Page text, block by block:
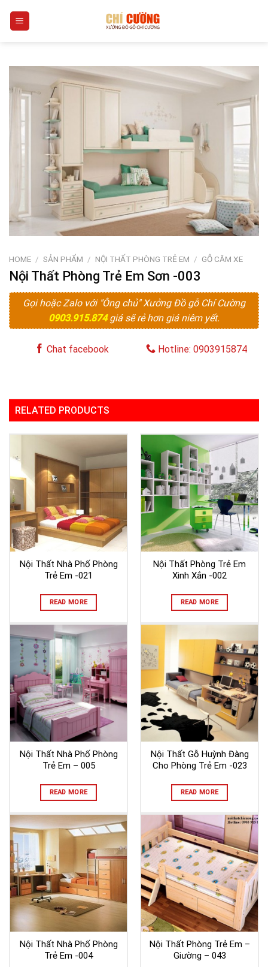
HOME / SẢN PHẨM / NỘI THẤT PHÒNG TRẺ EM / GỖ CĂM XE
Nội Thất Phòng Trẻ Em Sơn -003
Gọi hoặc Zalo với "Ông chủ" Xưởng Đồ gỗ Chí Cường
0903.915.874giá sẽ rẻ hơn giá niêm yết.
Chat facebook Hotline: 0903915874
RELATED PRODUCTS
Nội Thất Nhà Phố Phòng
Trẻ Em -021
READ MORE
Nội Thất Phòng Trẻ Em
Xinh Xắn -002
READ MORE
Nội Thất Nhà Phố Phòng
Trẻ Em – 005
READ MORE
Nội Thất Gỗ Huỳnh Đàng
Cho Phòng Trẻ Em -023
READ MORE
Nội Thất Nhà Phố Phòng
Trẻ Em -004
Nội Thất Phòng Trẻ Em –
Giường – 043